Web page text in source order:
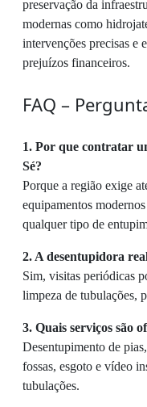
preservação da
modernas como
intervenções precisas e
prejuízos financeiros.
FAQ –
1. Por que contratar
Sé?
Porque a região exige
equipamentos
qualquer tipo de
2. A desentupidora
Sim, visitas periódicas
limpeza de tubulações,
3. Quais serviços são
Desentupimento de
fossas, esgoto e vídeo
tubulações.